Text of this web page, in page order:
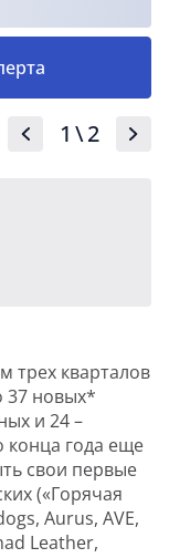
1 \2
трех кварталов
37 новых*
и 24 –
конца года еще
свои первые
(«Горячая
Aurus, AVE,
Leather,